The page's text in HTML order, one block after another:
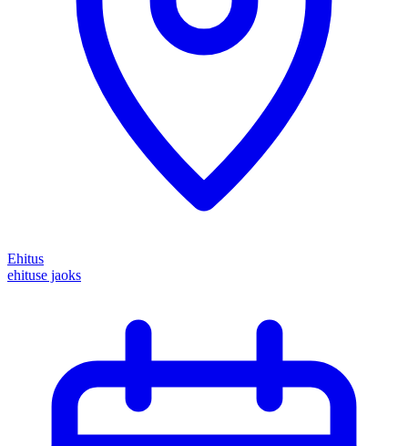
Ehitus
ehituse jaoks